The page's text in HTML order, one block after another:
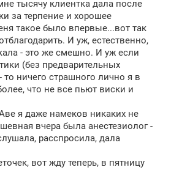
тысячу клиентка дала после
за терпение и хорошее
такое было впервые...вот так
И уж, естественно,
- это же смешно. И уж если
(без предварительных
ничего страшного лично я в
что не все пьют виски и
я даже намеков никаких не
вчера была анестезиолог -
расспросила, дала
вот жду теперь, в пятницу